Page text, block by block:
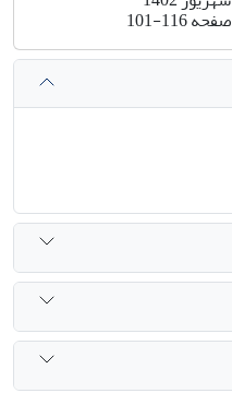
صفحه101-116